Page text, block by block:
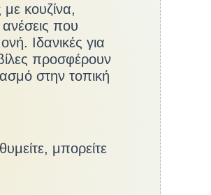
κουζίνα,
που
Ιδανικές για
προσφέρουν
στην τοπική
μπορείτε